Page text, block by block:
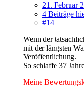
21. Februar
4 Beiträge
#14
Wenn der
mit der längsten
Veröffentlichung.
So schlaffe 37
Meine